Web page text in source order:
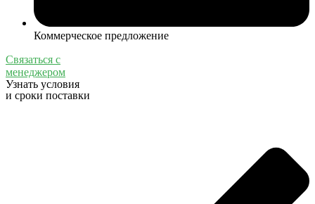
Коммерческое предложение
Связаться с
менеджером
Узнать условия
и сроки поставки